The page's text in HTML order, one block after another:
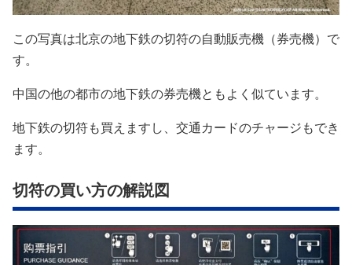
この写真は北京の地下鉄の切符の自動販売機（券売機）で
す。
中国の他の都市の地下鉄の券売機ともよく似ています。
地下鉄の切符も買えますし、交通カードのチャージもでき
ます。
切符の買い方の解説図